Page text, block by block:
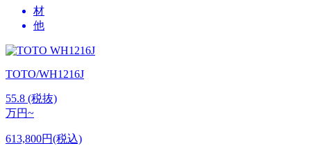
材
他
TOTO/WH1216J
55.8 (税抜)
万円~
613,800円(税込)